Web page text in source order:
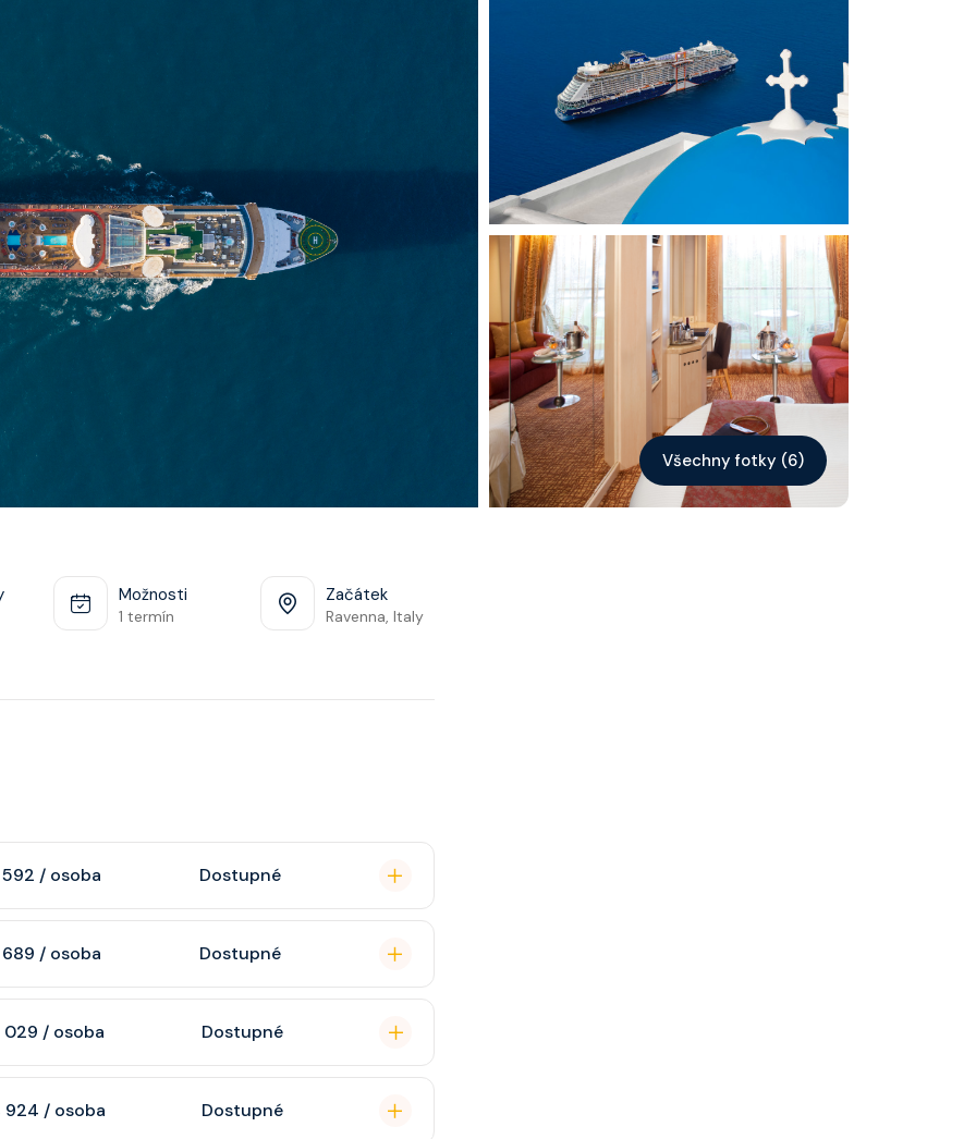
Vyhledat plavbu
Všechny fotky (6)
Možnosti
1 termín
Začátek
Ravenna, Italy
592 / osoba Dostupné
koupelnu se
TV, rádio,
689 / osoba Dostupné
výhledem dle
029 / osoba Dostupné
koupelnu
TV,
924 / osoba Dostupné